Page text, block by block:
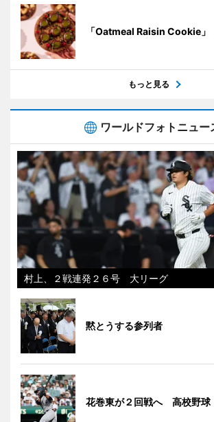
「Oatmeal Raisin Cookie」
もっと見る
ワールドフォトニュー
村上、２戦連発２６号 大リーグ
黙とうする参列者
花巻東が２回戦へ 高校野球